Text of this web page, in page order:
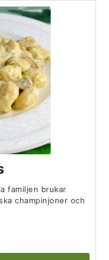
familjen brukar
champinjoner och